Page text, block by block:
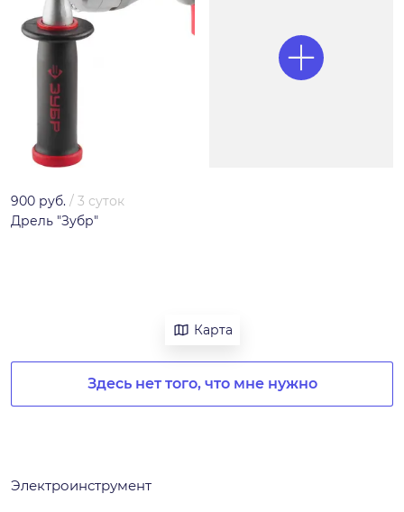
900 руб. / 3 суток
Дрель "Зубр"
Карта
Здесь нет того, что мне нужно
Электроинструмент